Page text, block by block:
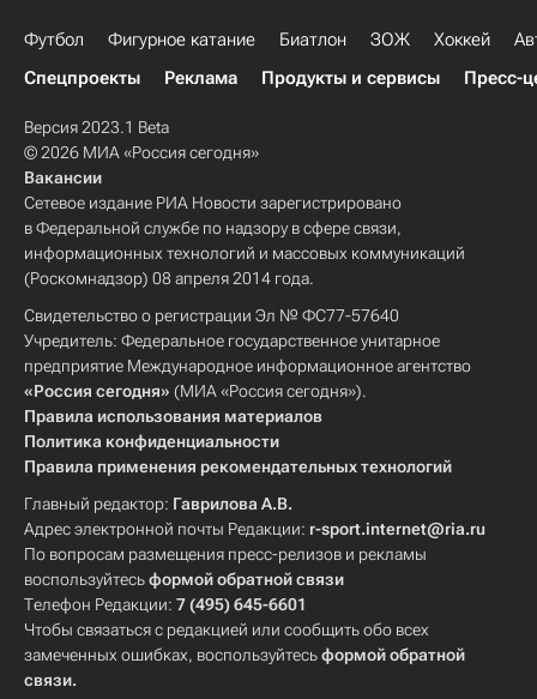
Футбол Фигурное катание Биатлон ЗОЖ Хоккей
Спецпроекты
Реклама Продукты и сервисы Пресс-
Версия 2023.1 Beta
© 2026 МИА «Россия сегодня»
Вакансии
Сетевое издание РИА Новости зарегистрировано
в Федеральной службе по надзору в сфере связи,
информационных технологий и массовых коммуникаций
(Роскомнадзор) 08 апреля 2014 года.
Свидетельство о регистрации Эл № ФС77-57640
Учредитель: Федеральное государственное унитарное
предприятие Международное информационное агентство
«Россия сегодня» (МИА «Россия сегодня»).
Правила использования материалов
Политика конфиденциальности
Правила применения рекомендательных технологий
Главный редактор: Гаврилова А.В.
Адрес электронной почты Редакции: r-sport.internet@ria.ru
По вопросам размещения пресс-релизов и рекламы
воспользуйтесьформой обратной связи
Телефон Редакции: 7 (495) 645-6601
Чтобы связаться с редакцией или сообщить обо всех
замеченных ошибках, воспользуйтесьформой обратной
связи.